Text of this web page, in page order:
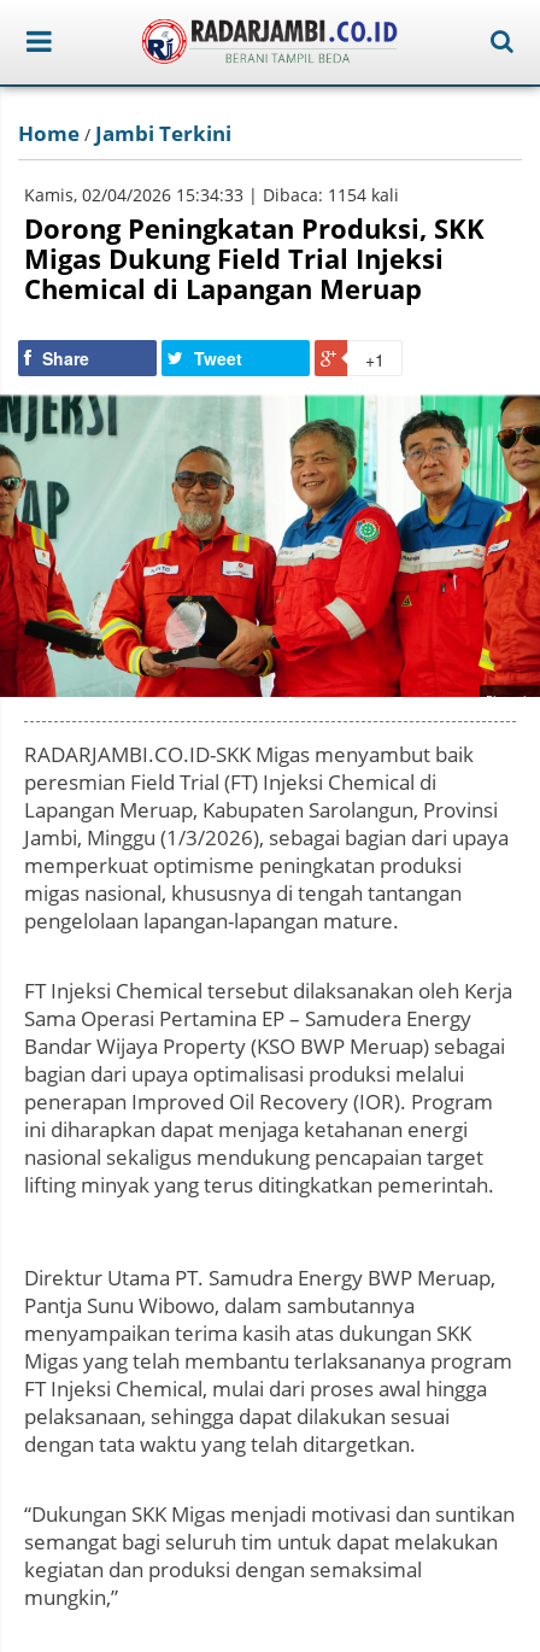
Home / Jambi Terkini
Kamis, 02/04/2026 15:34:33 | Dibaca: 1154 kali
Dorong Peningkatan Produksi, SKK
Migas Dukung Field Trial Injeksi
Chemical di Lapangan Meruap
Share Tweet +1
Photo by
RADARJAMBI.CO.ID-SKK Migas menyambut baik
peresmian Field Trial (FT) Injeksi Chemical di
Lapangan Meruap, Kabupaten Sarolangun, Provinsi
Jambi, Minggu (1/3/2026), sebagai bagian dari upaya
memperkuat optimisme peningkatan produksi
migas nasional, khususnya di tengah tantangan
pengelolaan lapangan-lapangan mature.
FT Injeksi Chemical tersebut dilaksanakan oleh Kerja
Sama Operasi Pertamina EP – Samudera Energy
Bandar Wijaya Property (KSO BWP Meruap) sebagai
bagian dari upaya optimalisasi produksi melalui
penerapan Improved Oil Recovery (IOR). Program
ini diharapkan dapat menjaga ketahanan energi
nasional sekaligus mendukung pencapaian target
lifting minyak yang terus ditingkatkan pemerintah.
Direktur Utama PT. Samudra Energy BWP Meruap,
Pantja Sunu Wibowo, dalam sambutannya
menyampaikan terima kasih atas dukungan SKK
Migas yang telah membantu terlaksananya program
FT Injeksi Chemical, mulai dari proses awal hingga
pelaksanaan, sehingga dapat dilakukan sesuai
dengan tata waktu yang telah ditargetkan.
“Dukungan SKK Migas menjadi motivasi dan suntikan
semangat bagi seluruh tim untuk dapat melakukan
kegiatan dan produksi dengan semaksimal
mungkin,”